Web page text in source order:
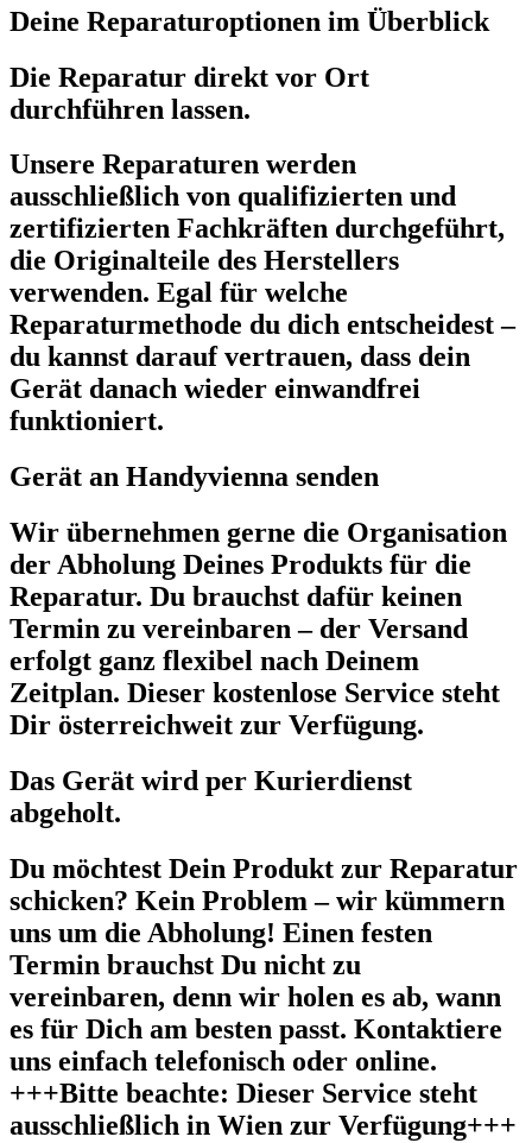
Deine Reparaturoptionen im Überblick
Die Reparatur direkt vor Ort
durchführen lassen.
Unsere Reparaturen werden
ausschließlich von qualifizierten und
zertifizierten Fachkräften durchgeführt,
die Originalteile des Herstellers
verwenden. Egal für welche
Reparaturmethode du dich entscheidest –
du kannst darauf vertrauen, dass dein
Gerät danach wieder einwandfrei
funktioniert.
Gerät an Handyvienna senden
Wir übernehmen gerne die Organisation
der Abholung Deines Produkts für die
Reparatur. Du brauchst dafür keinen
Termin zu vereinbaren – der Versand
erfolgt ganz flexibel nach Deinem
Zeitplan. Dieser kostenlose Service steht
Dir österreichweit zur Verfügung.
Das Gerät wird per Kurierdienst
abgeholt.
Du möchtest Dein Produkt zur Reparatur
schicken? Kein Problem – wir kümmern
uns um die Abholung! Einen festen
Termin brauchst Du nicht zu
vereinbaren, denn wir holen es ab, wann
es für Dich am besten passt. Kontaktiere
uns einfach telefonisch oder online.
+++Bitte beachte: Dieser Service steht
ausschließlich in Wien zur Verfügung+++